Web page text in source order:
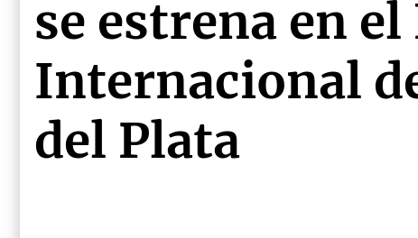
se estrena en
Internacional
del Plata